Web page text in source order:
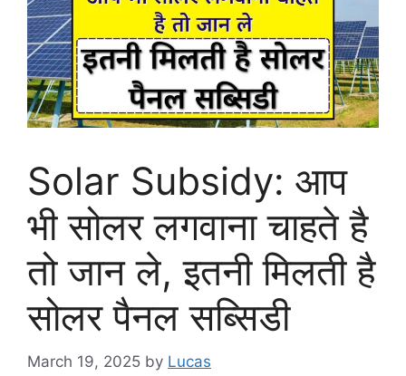
Solar Subsidy: आप
भी सोलर लगवाना चाहते है
तो जान ले, इतनी मिलती है
सोलर पैनल सब्सिडी
March 19, 2025 by Lucas